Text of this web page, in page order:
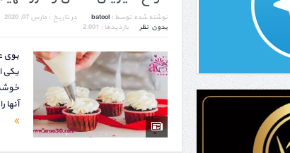
نوشته شده توسط : batool در تاریخ : مارس 07, 2020
بدون نظر
بازدیدها : 2,001
بوی
یکی